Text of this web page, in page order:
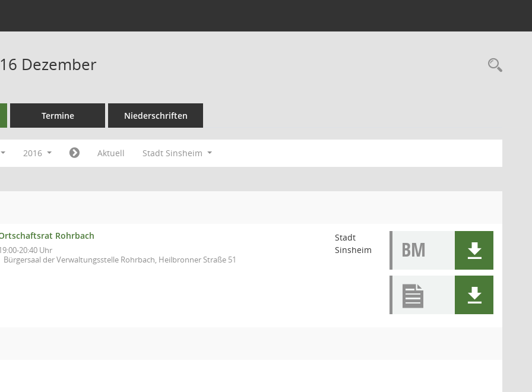
Dezember
Termine Niederschriften
2016 Aktuell Stadt Sinsheim
Rohrbach
20:40 Uhr
Bürgersaal der Verwaltungsstelle Rohrbach, Heilbronner Straße 51
Stadt
Sinsheim
BM